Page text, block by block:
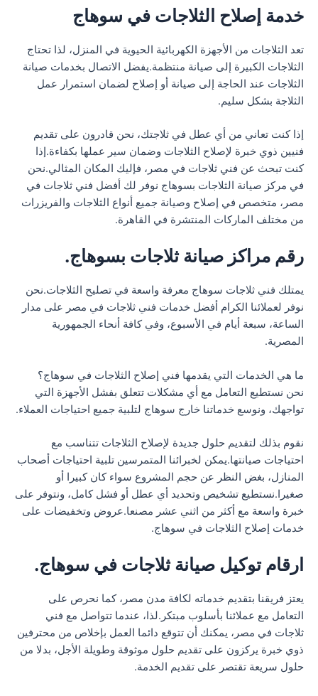
خدمة إصلاح الثلاجات في سوهاج
تعد الثلاجات من الأجهزة الكهربائية الحيوية في المنزل، لذا تحتاج
الثلاجات الكبيرة إلى صيانة منتظمة.يفضل الاتصال بخدمات صيانة
الثلاجات عند الحاجة إلى صيانة أو إصلاح لضمان استمرار عمل
الثلاجة بشكل سليم.
إذا كنت تعاني من أي عطل في ثلاجتك، نحن قادرون على تقديم
فنيين ذوي خبرة لإصلاح الثلاجات وضمان سير عملها بكفاءة.إذا
كنت تبحث عن فني ثلاجات في مصر، فإليك المكان المثالي.نحن
في مركز صيانة الثلاجات بسوهاج نوفر لك أفضل فني ثلاجات في
مصر، متخصص في إصلاح وصيانة جميع أنواع الثلاجات والفريزرات
من مختلف الماركات المنتشرة في القاهرة.
رقم مراكز صيانة ثلاجات بسوهاج.
يمتلك فني ثلاجات سوهاج معرفة واسعة في تصليح الثلاجات.نحن
نوفر لعملائنا الكرام أفضل خدمات فني ثلاجات في مصر على مدار
الساعة، سبعة أيام في الأسبوع، وفي كافة أنحاء الجمهورية
المصرية.
ما هي الخدمات التي يقدمها فني إصلاح الثلاجات في سوهاج؟
نحن نستطيع التعامل مع أي مشكلات تتعلق بفشل الأجهزة التي
تواجهك، ونوسع خدماتنا خارج سوهاج لتلبية جميع احتياجات العملاء.
نقوم بذلك لتقديم حلول جديدة لإصلاح الثلاجات تتناسب مع
احتياجات صيانتها.يمكن لخبرائنا المتمرسين تلبية احتياجات أصحاب
المنازل، بغض النظر عن حجم المشروع سواء كان كبيرا أو
صغيرا.نستطيع تشخيص وتحديد أي عطل أو فشل كامل، ونتوفر على
خبرة واسعة مع أكثر من اثني عشر مصنعا.عروض وتخفيضات على
خدمات إصلاح الثلاجات في سوهاج.
ارقام توكيل صيانة ثلاجات في سوهاج.
يعتز فريقنا بتقديم خدماته لكافة مدن مصر، كما نحرص على
التعامل مع عملائنا بأسلوب مبتكر.لذا، عندما تتواصل مع فني
ثلاجات في مصر، يمكنك أن تتوقع دائما العمل بإخلاص من محترفين
ذوي خبرة يركزون على تقديم حلول موثوقة وطويلة الأجل، بدلا من
حلول سريعة تقتصر على تقديم الخدمة.